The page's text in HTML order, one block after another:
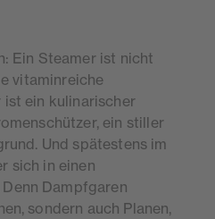
Ein Steamer ist nicht
vitaminreiche
ist ein kulinarischer
ein stiller
Und spätestens im
sich in einen
Dampfgaren
sondern auch Planen,